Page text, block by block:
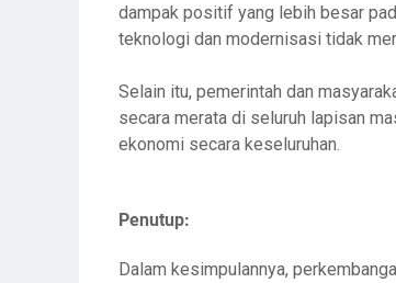
dampak positif yang lebih besar
teknologi dan modernisasi tidak
Selain itu, pemerintah dan
secara merata di seluruh lapisan
ekonomi secara keseluruhan.
Penutup:
Dalam kesimpulannya,